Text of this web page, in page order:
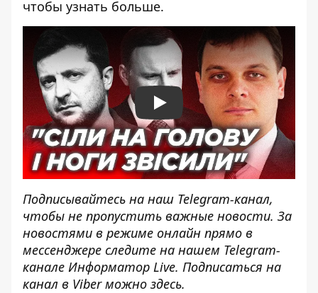
чтобы узнать больше.
Play
Подписывайтесь на наш Telegram-канал,
чтобы не пропустить важные новости. За
новостями в режиме онлайн прямо в
мессенджере следите на нашем Telegram-
канале Информатор Live. Подписаться на
канал в Viber можно здесь.